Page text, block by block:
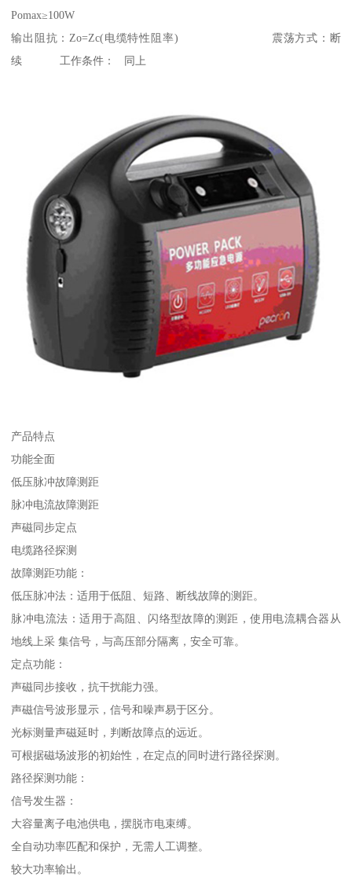
Pomax≥100W
输出阻抗：Zo=Zc(电缆特性阻率) 震荡方式：断
续 工作条件： 同上
产品特点
功能全面
低压脉冲故障测距
脉冲电流故障测距
声磁同步定点
电缆路径探测
故障测距功能：
低压脉冲法：适用于低阻、短路、断线故障的测距。
脉冲电流法：适用于高阻、闪络型故障的测距，使用电流耦合器从
地线上采 集信号，与高压部分隔离，安全可靠。
定点功能：
声磁同步接收，抗干扰能力强。
声磁信号波形显示，信号和噪声易于区分。
光标测量声磁延时，判断故障点的远近。
可根据磁场波形的初始性，在定点的同时进行路径探测。
路径探测功能：
信号发生器：
大容量离子电池供电，摆脱市电束缚。
全自动功率匹配和保护，无需人工调整。
较大功率输出。